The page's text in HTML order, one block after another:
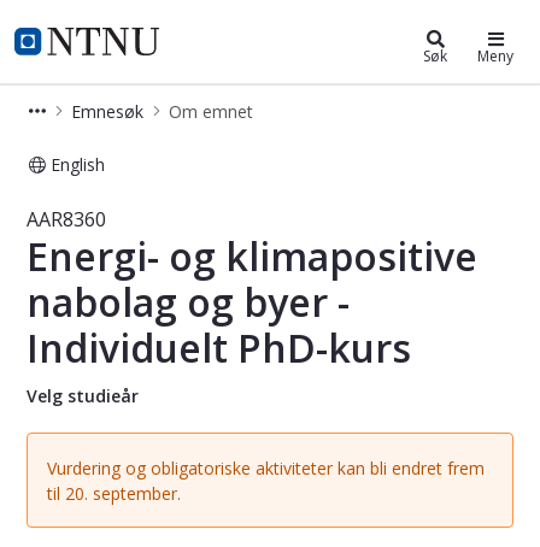
NTNU Hjemmeside
Studier Søk Meny
Emnesøk Om emnet
English
Emne - Energi- og klimapositive
AAR8360
Energi- og klimapositive
nabolag og byer -
Individuelt PhD-kurs
Velg studieår
Vurdering og obligatoriske aktiviteter kan bli endret frem
til 20. september.